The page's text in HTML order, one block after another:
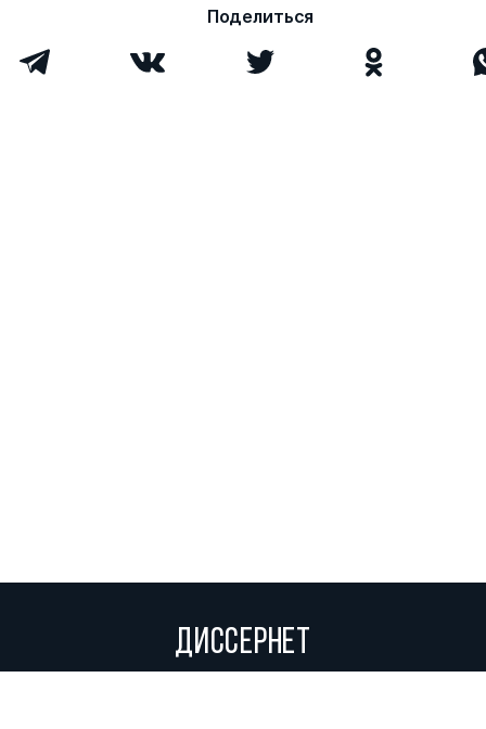
Поделиться
ДИССЕРНЕТ